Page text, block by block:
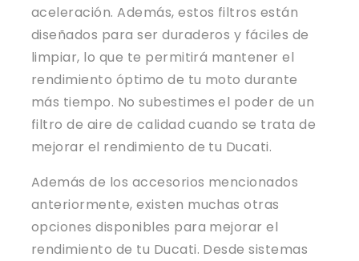
aceleración. Además, estos filtros están
diseñados para ser duraderos y fáciles de
limpiar, lo que te permitirá mantener el
rendimiento óptimo de tu moto durante
más tiempo. No subestimes el poder de un
filtro de aire de calidad cuando se trata de
mejorar el rendimiento de tu Ducati.
Además de los accesorios mencionados
anteriormente, existen muchas otras
opciones disponibles para mejorar el
rendimiento de tu Ducati. Desde sistemas